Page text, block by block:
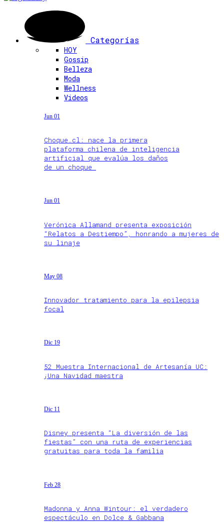
Categorías
HOY
Gossip
Belleza
Moda
Wellness
Videos
Jun 01
Choque.cl: nace la primera
plataforma chilena de inteligencia
artificial que evalúa los daños
de un choque
Jun 01
Verónica Allamand presenta exposición
“Relatos a Destiempo”, honrando a mujeres de
su linaje
May 08
Innovador tratamiento para la epilepsia
focal
Dic 19
52 Muestra Internacional de Artesanía UC:
¡Una Navidad maestra
Dic 11
Disney presenta “La diversión de las
fiestas” con una ruta de experiencias
gratuitas para toda la familia
Feb 28
Madonna y Anna Wintour: el verdadero
espectáculo en Dolce & Gabbana